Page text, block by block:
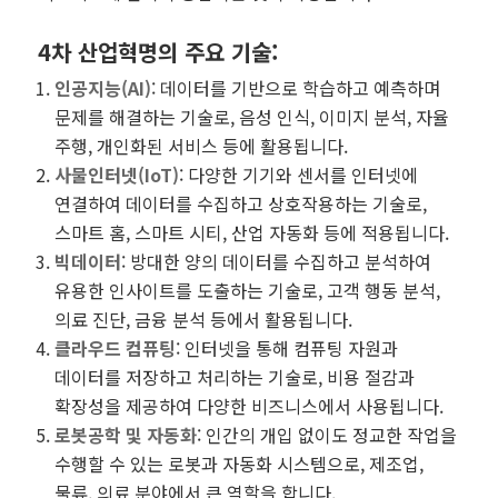
4차 산업혁명의 주요 기술:
인공지능(AI): 데이터를 기반으로 학습하고 예측하며
문제를 해결하는 기술로, 음성 인식, 이미지 분석, 자율
주행, 개인화된 서비스 등에 활용됩니다.
사물인터넷(IoT): 다양한 기기와 센서를 인터넷에
연결하여 데이터를 수집하고 상호작용하는 기술로,
스마트 홈, 스마트 시티, 산업 자동화 등에 적용됩니다.
빅데이터: 방대한 양의 데이터를 수집하고 분석하여
유용한 인사이트를 도출하는 기술로, 고객 행동 분석,
의료 진단, 금융 분석 등에서 활용됩니다.
클라우드 컴퓨팅: 인터넷을 통해 컴퓨팅 자원과
데이터를 저장하고 처리하는 기술로, 비용 절감과
확장성을 제공하여 다양한 비즈니스에서 사용됩니다.
로봇공학 및 자동화: 인간의 개입 없이도 정교한 작업을
수행할 수 있는 로봇과 자동화 시스템으로, 제조업,
물류, 의료 분야에서 큰 역할을 합니다.